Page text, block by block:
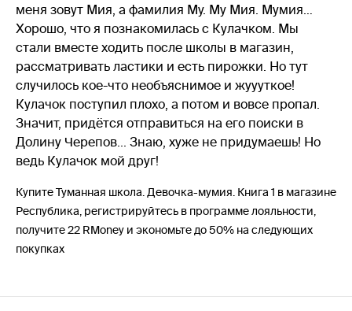
меня зовут Мия, а фамилия Му. Му Мия. Мумия…
Хорошо, что я познакомилась с Кулачком. Мы
стали вместе ходить после школы в магазин,
рассматривать ластики и есть пирожки. Но тут
случилось кое-что необъяснимое и жуууткое!
Кулачок поступил плохо, а потом и вовсе пропал.
Значит, придётся отправиться на его поиски в
Долину Черепов... Знаю, хуже не придумаешь! Но
ведь Кулачок мой друг!
Купите Туманная школа. Девочка-мумия. Книга 1 в магазине
Республика, регистрируйтесь в программе лояльности,
получите 22 RMoney и экономьте до 50% на следующих
покупках